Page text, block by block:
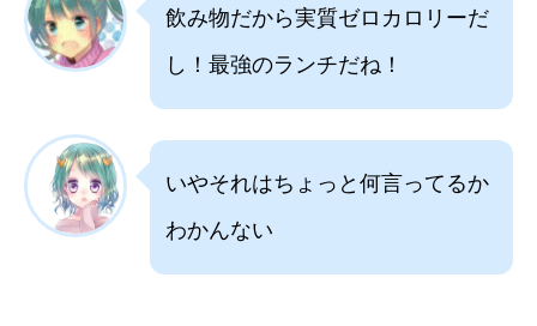
飲み物だから実質ゼロカロリーだ
し！最強のランチだね！
いやそれはちょっと何言ってるか
わかんない